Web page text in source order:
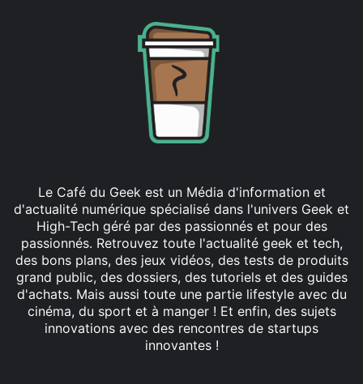
Le Café du Geek est un Média d'information et
d'actualité numérique spécialisé dans l'univers Geek et
High-Tech géré par des passionnés et pour des
passionnés. Retrouvez toute l'actualité geek et tech,
des bons plans, des jeux vidéos, des tests de produits
grand public, des dossiers, des tutoriels et des guides
d'achats. Mais aussi toute une partie lifestyle avec du
cinéma, du sport et à manger ! Et enfin, des sujets
innovations avec des rencontres de startups
innovantes !